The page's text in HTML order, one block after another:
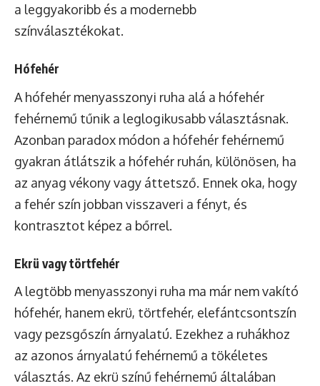
a leggyakoribb és a modernebb
színválasztékokat.
Hófehér
A hófehér menyasszonyi ruha alá a hófehér
fehérnemű tűnik a leglogikusabb választásnak.
Azonban paradox módon a hófehér fehérnemű
gyakran átlátszik a hófehér ruhán, különösen, ha
az anyag vékony vagy áttetsző. Ennek oka, hogy
a fehér szín jobban visszaveri a fényt, és
kontrasztot képez a bőrrel.
Ekrü vagy törtfehér
A legtöbb menyasszonyi ruha ma már nem vakító
hófehér, hanem ekrü, törtfehér, elefántcsontszín
vagy pezsgőszín árnyalatú. Ezekhez a ruhákhoz
az azonos árnyalatú fehérnemű a tökéletes
választás. Az ekrü színű fehérnemű általában